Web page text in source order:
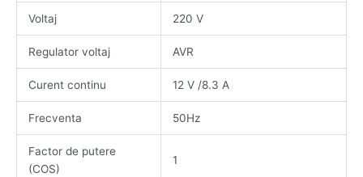
Voltaj 220 V
Regulator voltaj AVR
Curent continu 12 V /8.3 A
Frecventa 50Hz
Factor de putere
(COS)
1